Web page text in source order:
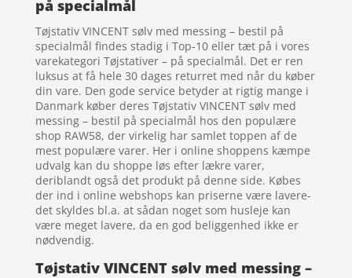
på specialmål
Tøjstativ VINCENT sølv med messing – bestil på
specialmål findes stadig i Top-10 eller tæt på i vores
varekategori Tøjstativer – på specialmål. Det er ren
luksus at få hele 30 dages returret med når du køber
din vare. Den gode service betyder at rigtig mange i
Danmark køber deres Tøjstativ VINCENT sølv med
messing – bestil på specialmål hos den populære
shop RAW58, der virkelig har samlet toppen af de
mest populære varer. Her i online shoppens kæmpe
udvalg kan du shoppe løs efter lækre varer,
deriblandt også det produkt på denne side. Købes
der ind i online webshops kan priserne være lavere-
det skyldes bl.a. at sådan noget som husleje kan
være meget lavere, da en god beliggenhed ikke er
nødvendig.
Tøjstativ VINCENT sølv med messing –